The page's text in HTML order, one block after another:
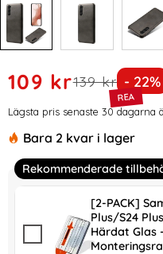
Handla denna produkt
rea pris
109 krtidigare pris
139 kr - 22%
Prishistorik
Lägsta pris senaste 30 dagarna
Bara 2 kvar i lager
Rekommenderade
[2-PACK]
Plus/S24
Härdat Glas